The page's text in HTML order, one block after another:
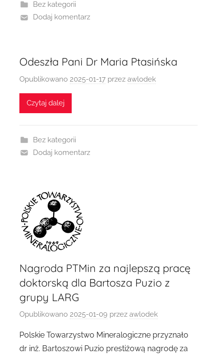
Bez kategorii
Dodaj komentarz
Odeszła Pani Dr Maria Ptasińska
Opublikowano 2025-01-17 przez awlodek
Czytaj dalej
Bez kategorii
Dodaj komentarz
Nagroda PTMin za najlepszą pracę
doktorską dla Bartosza Puzio z
grupy LARG
Opublikowano 2025-01-09 przez awlodek
Polskie Towarzystwo Mineralogiczne przyznało
dr inż. Bartoszowi Puzio prestiżową nagrodę za